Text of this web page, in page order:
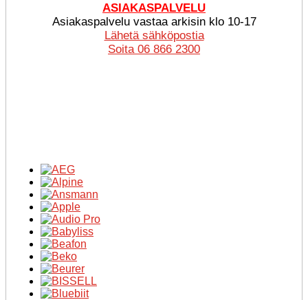
ASIAKASPALVELU
Asiakaspalvelu vastaa arkisin klo 10-17
Lähetä sähköpostia
Soita 06 866 2300